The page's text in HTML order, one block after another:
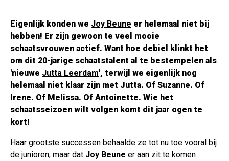
Eigenlijk konden we Joy Beune er helemaal niet bij
hebben! Er zijn gewoon te veel mooie
schaatsvrouwen actief. Want hoe debiel klinkt het
om dit 20-jarige schaatstalent al te bestempelen als
'nieuwe Jutta Leerdam', terwijl we eigenlijk nog
helemaal niet klaar zijn met Jutta. Of Suzanne. Of
Irene. Of Melissa. Of Antoinette. Wie het
schaatsseizoen wilt volgen komt dit jaar ogen te
kort!
Haar grootste successen behaalde ze tot nu toe vooral bij
de junioren, maar dat Joy Beune er aan zit te komen